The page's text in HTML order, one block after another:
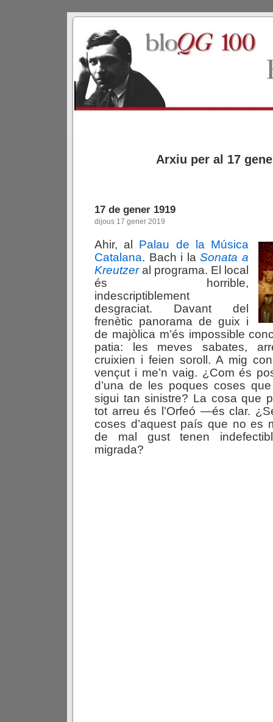
Arxiu per al 17
17 de gener 1919
dijous 17 gener 2019
Ahir, al Palau de la Música
Catalana. Bach i laSonata a
Kreutzeral programa. El local
és horrible,
indescriptiblement
desgraciat. Davant del
frenètic panorama de guix i
de majòlica m’és impossible
patia: les meves sabates,
cruixien i feien soroll. A mig
vençut i me’n vaig. ¿Com és
d’una de les poques coses
sigui tan sinistre? La cosa que
tot arreu és l’Orfeó —és clar.
coses d’aquest país que no es
de mal gust tenen
migrada?